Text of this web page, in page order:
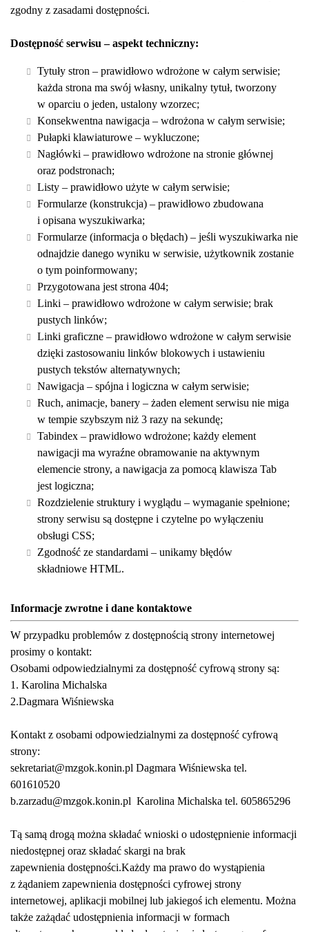
zgodny z zasadami dostępności.
Dostępność serwisu – aspekt techniczny:
Tytuły stron – prawidłowo wdrożone w całym serwisie;
każda strona ma swój własny, unikalny tytuł, tworzony
w oparciu o jeden, ustalony wzorzec;
Konsekwentna nawigacja – wdrożona w całym serwisie;
Pułapki klawiaturowe – wykluczone;
Nagłówki – prawidłowo wdrożone na stronie głównej
oraz podstronach;
Listy – prawidłowo użyte w całym serwisie;
Formularze (konstrukcja) – prawidłowo zbudowana
i opisana wyszukiwarka;
Formularze (informacja o błędach) – jeśli wyszukiwarka nie
odnajdzie danego wyniku w serwisie, użytkownik zostanie
o tym poinformowany;
Przygotowana jest strona 404;
Linki – prawidłowo wdrożone w całym serwisie; brak
pustych linków;
Linki graficzne – prawidłowo wdrożone w całym serwisie
dzięki zastosowaniu linków blokowych i ustawieniu
pustych tekstów alternatywnych;
Nawigacja – spójna i logiczna w całym serwisie;
Ruch, animacje, banery – żaden element serwisu nie miga
w tempie szybszym niż 3 razy na sekundę;
Tabindex – prawidłowo wdrożone; każdy element
nawigacji ma wyraźne obramowanie na aktywnym
elemencie strony, a nawigacja za pomocą klawisza Tab
jest logiczna;
Rozdzielenie struktury i wyglądu – wymaganie spełnione;
strony serwisu są dostępne i czytelne po wyłączeniu
obsługi CSS;
Zgodność ze standardami – unikamy błędów
składniowe HTML.
Informacje zwrotne i dane kontaktowe
W przypadku problemów z dostępnością strony internetowej
prosimy o kontakt:
Osobami odpowiedzialnymi za dostępność cyfrową strony są:
1. Karolina Michalska
2.Dagmara Wiśniewska
Kontakt z osobami odpowiedzialnymi za dostępność cyfrową
strony:
sekretariat@mzgok.konin.pl Dagmara Wiśniewska tel.
601610520
b.zarzadu@mzgok.konin.pl Karolina Michalska tel. 605865296
Tą samą drogą można składać wnioski o udostępnienie informacji
niedostępnej oraz składać skargi na brak
zapewnienia dostępności.Każdy ma prawo do wystąpienia
z żądaniem zapewnienia dostępności cyfrowej strony
internetowej, aplikacji mobilnej lub jakiegoś ich elementu. Można
także zażądać udostępnienia informacji w formach